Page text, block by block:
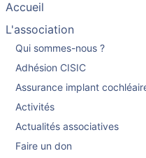
Accueil
L'association
Qui sommes-nous ?
Adhésion CISIC
Assurance implant
Activités
Actualités associatives
Faire un don